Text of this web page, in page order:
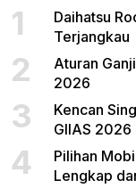
1
Daihatsu
Terjangkau
2
Aturan
2026
3
Kencan
GIIAS 2026
4
Pilihan
Lengkap